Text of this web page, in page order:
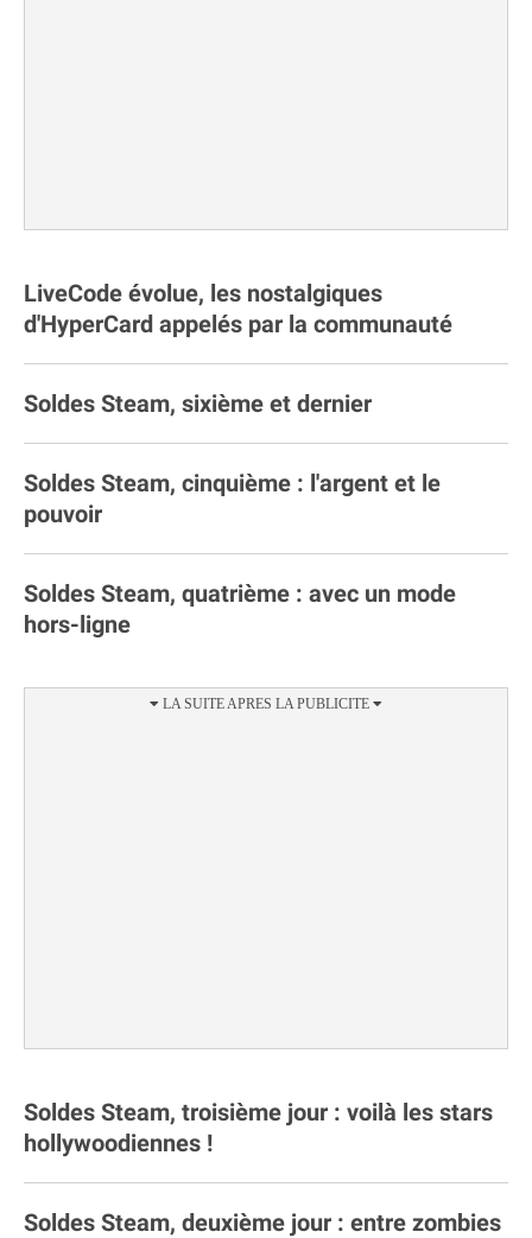
LiveCode évolue, les nostalgiques
d'HyperCard appelés par la communauté
Soldes Steam, sixième et dernier
Soldes Steam, cinquième : l'argent et le
pouvoir
Soldes Steam, quatrième : avec un mode
hors-ligne
Soldes Steam, troisième jour : voilà les stars
hollywoodiennes !
Soldes Steam, deuxième jour : entre zombies